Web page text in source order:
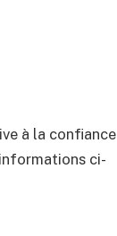
à la confiance
ci-